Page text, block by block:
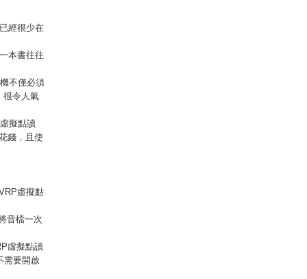
經很少在
本書往往
不僅必須
很令人氣
擬點讀
錢，且使
虛擬點
音檔一次
虛擬點讀
需要開啟